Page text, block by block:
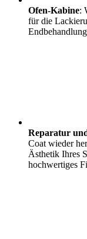
Ofen-Kabine:
für die
Reparatur
Coat wieder
Ästhetik Ihres
hochwertiges